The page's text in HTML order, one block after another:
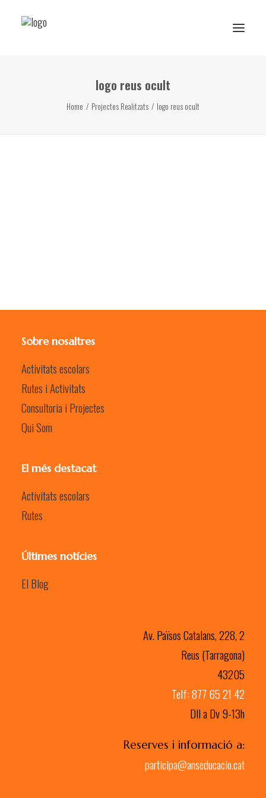
Reserva de rutes i experièncieslogo reus ocult
Home Projectes Realitzats logo reus ocult
Sobre nosaltres
Activitats escolars
Rutes i Activitats
Consultoria i Projectes
Qui Som
El més destacat
Activitats escolars
Rutes
Últimes notícies
El Blog
Av. Països Catalans, 228, 2
Reus (Tarragona)
43205
Telf: 877 65 21 42
Dll a Dv 9-13h
Reserves i informació a:
participa@anseducacio.cat